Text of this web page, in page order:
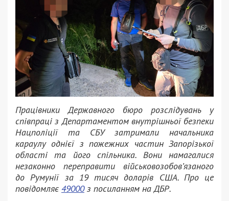
Працівники Державного бюро розслідувань у
співпраці з Департаментом внутрішньої безпеки
Нацполіції та СБУ затримали начальника
караулу однієї з пожежних частин Запорізької
області та його спільника. Вони намагалися
незаконно переправити військовозобов’язаного
до Румунії за 19 тисяч доларів США. Про це
повідомляє 49000з посиланням на ДБР.